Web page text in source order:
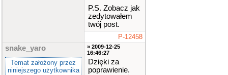
P.S. Zobacz jak
zedytowałem
twój post.
P-12458
snake_yaro
Temat założony przez
niniejszego użytkownika
» 2009-12-25
16:46:27
Dzięki za
poprawienie.